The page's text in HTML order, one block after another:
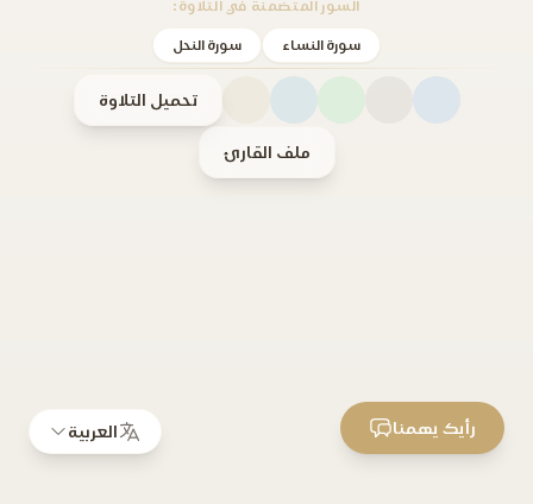
السور المتضمنة في التلاوة:
سورة النساء سورة النحل
تحميل التلاوة
ملف القارئ
العربية رأيك يهمنا